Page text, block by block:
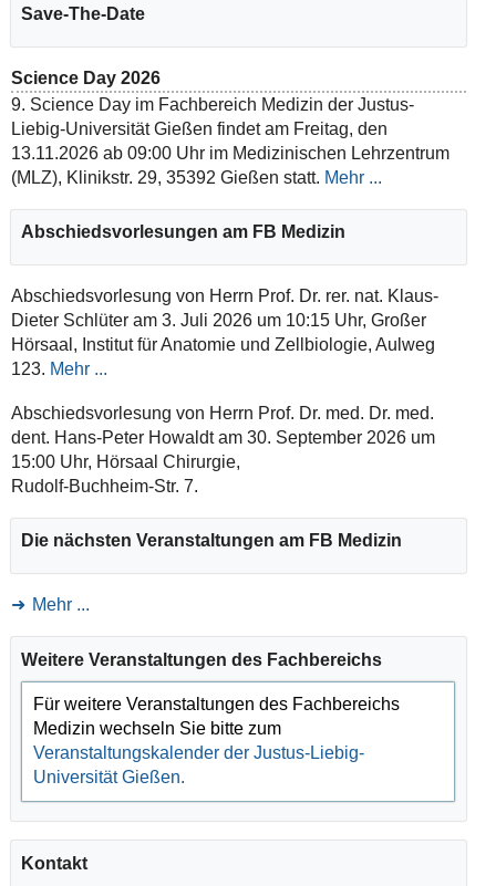
Save-The-Date
Science Day 2026
9. Science Day im Fachbereich Medizin der Justus-
Liebig-Universität Gießen findet am Freitag, den
13.11.2026 ab 09:00 Uhr im Medizinischen Lehrzentrum
(MLZ), Klinikstr. 29, 35392 Gießen statt. Mehr ...
Abschiedsvorlesungen am FB Medizin
Abschiedsvorlesung von Herrn Prof. Dr. rer. nat. Klaus-
Dieter Schlüter am 3. Juli 2026 um 10:15 Uhr, Großer
Hörsaal, Institut für Anatomie und Zellbiologie, Aulweg
123. Mehr ...
Abschiedsvorlesung von Herrn Prof. Dr. med. Dr. med.
dent. Hans-Peter Howaldt am 30. September 2026 um
15:00 Uhr, Hörsaal Chirurgie,
Rudolf-Buchheim-Str. 7.
Die nächsten Veranstaltungen am FB Medizin
Mehr ...
Weitere Veranstaltungen des Fachbereichs
Für weitere Veranstaltungen des Fachbereichs
Medizin wechseln Sie bitte zum
Veranstaltungskalender der Justus-Liebig-
Universität Gießen.
Kontakt